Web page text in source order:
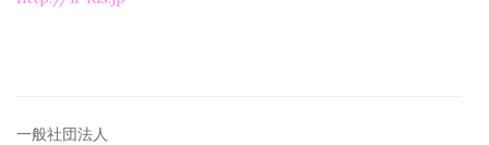
一般社団法人